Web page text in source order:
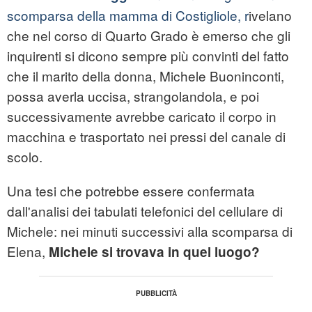
scomparsa della mamma di Costigliole, rivelano
che nel corso di Quarto Grado è emerso che gli
inquirenti si dicono sempre più convinti del fatto
che il marito della donna, Michele Buoninconti,
possa averla uccisa, strangolandola, e poi
successivamente avrebbe caricato il corpo in
macchina e trasportato nei pressi del canale di
scolo.
Una tesi che potrebbe essere confermata
dall'analisi dei tabulati telefonici del cellulare di
Michele: nei minuti successivi alla scomparsa di
Elena, Michele si trovava in quel luogo?